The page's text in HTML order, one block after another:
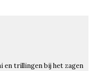
en trillingen bij het zagen